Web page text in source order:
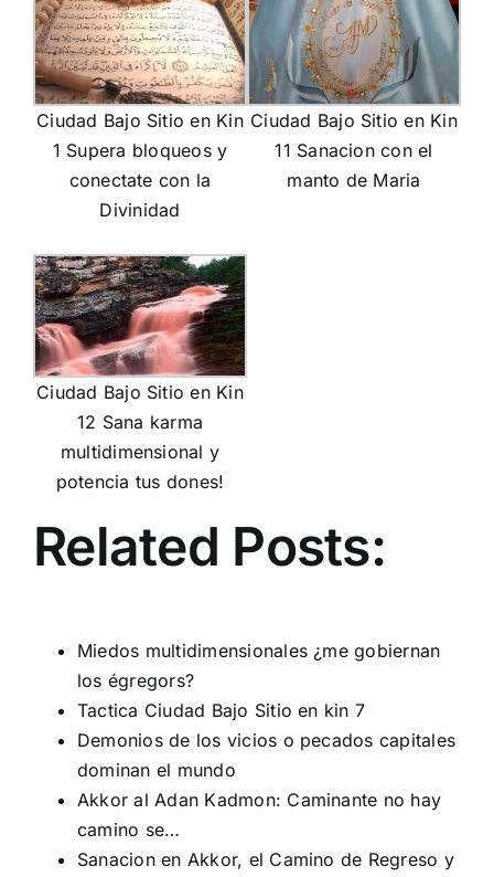
Ciudad Bajo Sitio en Kin
1 Supera bloqueos y
conectate con la
Divinidad
Ciudad Bajo Sitio en Kin
11 Sanacion con el
manto de Maria
Ciudad Bajo Sitio en Kin
12 Sana karma
multidimensional y
potencia tus dones!
Related Posts:
Miedos multidimensionales ¿me gobiernan
los égregors?
Tactica Ciudad Bajo Sitio en kin 7
Demonios de los vicios o pecados capitales
dominan el mundo
Akkor al Adan Kadmon: Caminante no hay
camino se…
Sanacion en Akkor, el Camino de Regreso y